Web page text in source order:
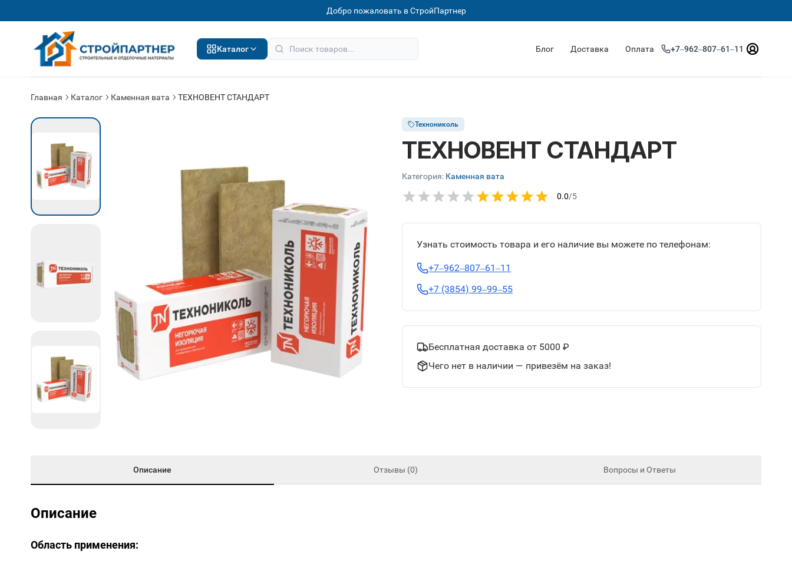
Добро пожаловать в СтройПартнер
Каталог Блог Доставка Оплата +7‒962‒807‒61‒11
Главная Каталог Каменная вата ТЕХНОВЕНТ СТАНДАРТ
Технониколь
ТЕХНОВЕНТ СТАНДАРТ
Категория: Каменная вата
0.0/5
Узнать стоимость товара и его наличие вы можете по телефонам:
+7‒962‒807‒61‒11
+7 (3854) 99‒99‒55
Бесплатная доставка от 5000 ₽
Чего нет в наличии — привезём на заказ!
Описание Отзывы (0) Вопросы и Ответы
Описание
Область применения: